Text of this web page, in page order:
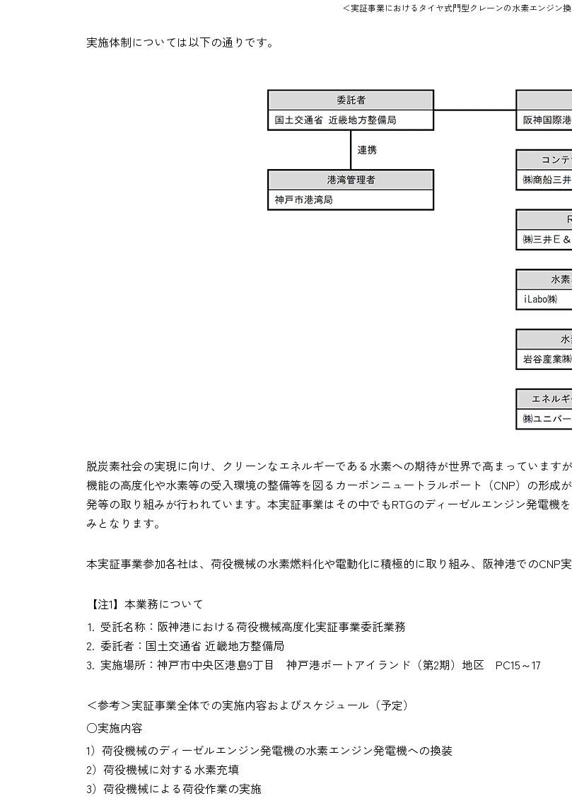
＜実証事業におけるタイヤ式門型クレーンの水素エンジン
実施体制については以下の通りです。
脱炭素社会の実現に向け、クリーンなエネルギーである水素への期待が世界で高まっています
機能の高度化や水素等の受入環境の整備等を図るカーボンニュートラルポート（CNP）の形成
発等の取り組みが行われています。本実証事業はその中でもRTGのディーゼルエンジン発電機
みとなります。
本実証事業参加各社は、荷役機械の水素燃料化や電動化に積極的に取り組み、阪神港でのCNP
【注1】本業務について
受託名称：阪神港における荷役機械高度化実証事業委託業務
委託者：国土交通省 近畿地方整備局
実施場所：神戸市中央区港島9丁目 神戸港ポートアイランド（第2期）地区 PC15～17
＜参考＞実証事業全体での実施内容およびスケジュール（予定）
○実施内容
1）荷役機械のディーゼルエンジン発電機の水素エンジン発電機への換装
2）荷役機械に対する水素充填
3）荷役機械による荷役作業の実施